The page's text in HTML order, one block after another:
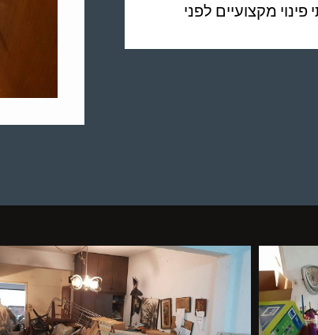
מקצועיים לפני